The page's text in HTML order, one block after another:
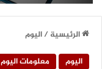
الرئيسية/اليوم
اليوم
معلومات اليوم